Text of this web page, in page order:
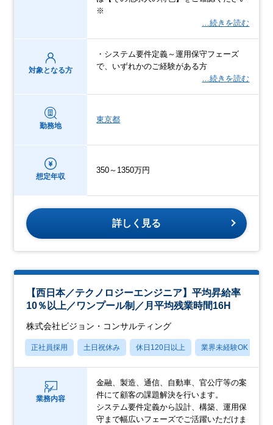
※
…続きを読む
対象となる方
・システム要件定義～運用保守フェーズ
で、いずれかのご経験がある方
…続きを読む
勤務地
東京都
想定年収
350～1350万円
詳しく見る
【西日本／テクノロジーエンジニア】平均昇給率
10％以上／ワンプール制／月平均残業時間16H
株式会社ビジョン・コンサルティング
正社員採用 土日祝休み 休日120日以上 業界未経験OK
業務内容
金融、製造、通信、自動車、官公庁等の案
件にて顧客の課題解決を行います。
システム要件定義から設計、構築、運用保
守まで幅広いフェーズでご活躍いただけま